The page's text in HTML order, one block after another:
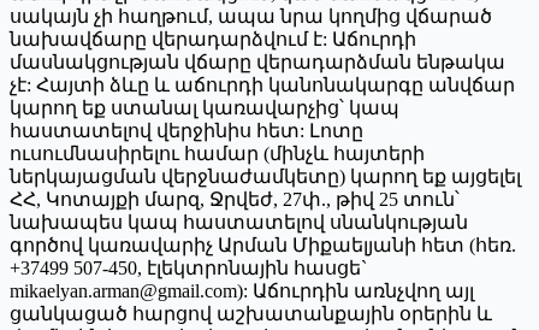
սակայն չի հաղթում, ապա նրա կողմից վճարած
նախավճարը վերադարձվում է: Աճուրդի
մասնակցության վճարը վերադարձման ենթակա
չէ: Հայտի ձևը և աճուրդի կանոնակարգը անվճար
կարող եք ստանալ կառավարչից՝ կապ
հաստատելով վերջինիս հետ: Լոտը
ուսումնասիրելու համար (մինչև հայտերի
ներկայացման վերջնաժամկետը) կարող եք այցելել
ՀՀ, Կոտայքի մարզ, Ջրվեժ, 27փ., թիվ 25 տուն՝
նախապես կապ հաստատելով սնանկության
գործով կառավարիչ Արման Միքաելյանի հետ (հեռ.
+37499 507-450, էլեկտրոնային հասցե`
mikaelyan.arman@gmail.com): Աճուրդին առնչվող այլ
ցանկացած հարցով աշխատանքային օրերին և